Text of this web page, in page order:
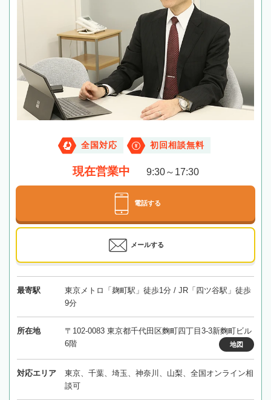
全国対応 初回相談無料
現在営業中 9:30～17:30
電話する
メールする
最寄駅
東京メトロ「麹町駅」徒歩1分 / JR「四ツ谷駅」徒歩
9分
所在地
〒102-0083 東京都千代田区麴町四丁目3-3新麴町ビル
6階
地図
対応エリア
東京、千葉、埼玉、神奈川、山梨、全国オンライン相
談可